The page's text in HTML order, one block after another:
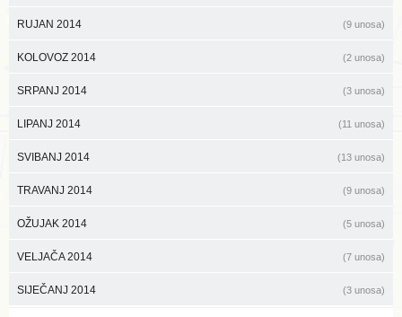
RUJAN 2014 (9 unosa)
KOLOVOZ 2014 (2 unosa)
SRPANJ 2014 (3 unosa)
LIPANJ 2014 (11 unosa)
SVIBANJ 2014 (13 unosa)
TRAVANJ 2014 (9 unosa)
OŽUJAK 2014 (5 unosa)
VELJAČA 2014 (7 unosa)
SIJEČANJ 2014 (3 unosa)